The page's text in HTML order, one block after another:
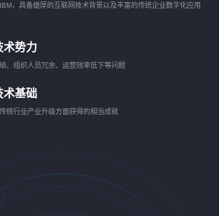
，具备雄厚的互联网技术背景以及丰富的传统企业数字化应用
术势力
、组织人员冗余、运营效率低下等问题
术基础
统行业产业升级方面获得的相当成就